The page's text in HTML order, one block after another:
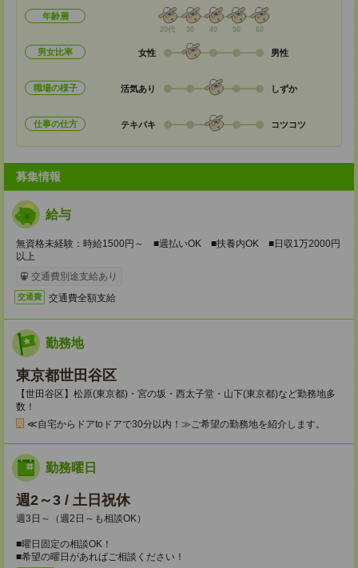
年齢層
20代 30 40 50 60
男女比率 女性 男性
職場の様子 活気あり しずか
仕事の仕方 テキパキ コツコツ
募集情報
給与
無資格未経験：時給1500円～ ■週払いOK ■扶養内OK ■日収1万2000円
以上
交通費別途支給あり
交通費 交通費全額支給
勤務地
東京都世田谷区
【世田谷区】松原(東京都)・宮の坂・西太子堂・山下(東京都)など勤務地多
数！
≪自宅からドアtoドアで30分以内！≫ご希望の勤務地を紹介します。
勤務曜日
週2～3 / 土日祝休
週3日～（週2日～も相談OK）
■曜日固定の相談OK！
■希望の曜日があればご相談ください！